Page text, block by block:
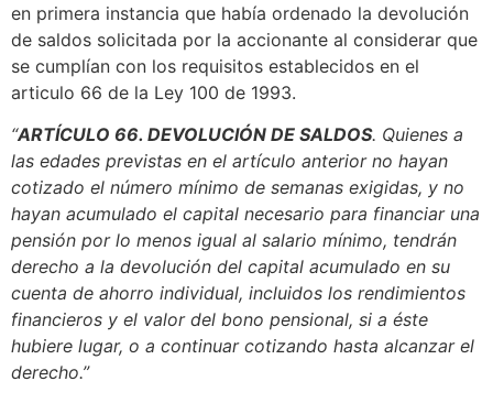
en primera instancia que había ordenado la devolución
de saldos solicitada por la accionante al considerar que
se cumplían con los requisitos establecidos en el
articulo 66 de la Ley 100 de 1993.
“ARTÍCULO 66. DEVOLUCIÓN DE SALDOS. Quienes a
las edades previstas en el artículo anterior no hayan
cotizado el número mínimo de semanas exigidas, y no
hayan acumulado el capital necesario para financiar una
pensión por lo menos igual al salario mínimo, tendrán
derecho a la devolución del capital acumulado en su
cuenta de ahorro individual, incluidos los rendimientos
financieros y el valor del bono pensional, si a éste
hubiere lugar, o a continuar cotizando hasta alcanzar el
derecho.”